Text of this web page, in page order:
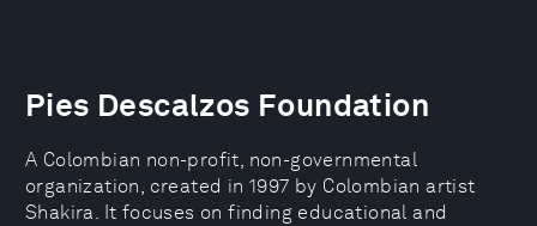
Pies Descalzos Foundation
A Colombian non-profit, non-governmental
organization, created in 1997 by Colombian artist
Shakira. It focuses on finding educational and